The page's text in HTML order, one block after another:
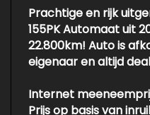
Full-led
Geluidsisolerend
Hoofd airbag(s)
Keyless start
Prachtige en rijk
155PK Automaat uit
22.800km! Auto is
eigenaar en altijd
Internet
Prijs op basis van